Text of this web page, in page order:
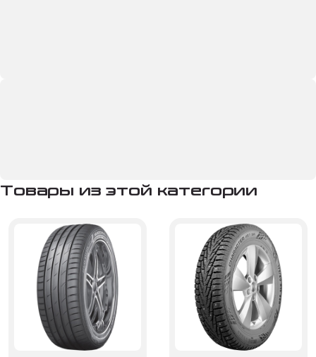
Товары из этой категории